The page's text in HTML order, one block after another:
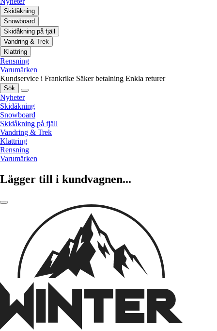
Skidåkning
Snowboard
Skidåkning på fjäll
Vandring & Trek
Klattring
Rensning
Varumärken
Kundservice i Frankrike Säker betalning Enkla returer
Sök
Nyheter
Skidåkning
Snowboard
Skidåkning på fjäll
Vandring & Trek
Klattring
Rensning
Varumärken
Lägger till i kundvagnen...